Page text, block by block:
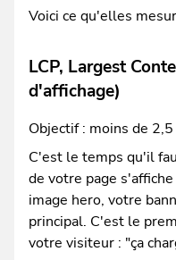
Voici ce qu'elles
LCP, Largest
d'affichage)
Objectif : moins de
C'est le temps qu'il
de votre page
image hero, votre
principal. C'est le
votre visiteur : "ça